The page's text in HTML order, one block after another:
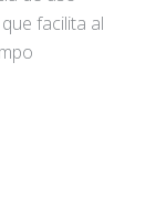
facilita al